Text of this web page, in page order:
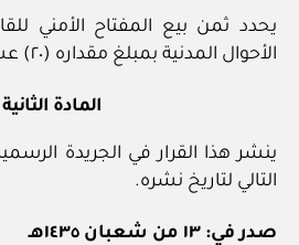
يحدد ثمن بيع المفتاح الأمني
الأحوال المدنية بمبلغ مقداره (٢٠) عشرون ريالا عمانيا.
المادة الثانية
ينشر هذا القرار في الجريدة
التالي لتاريخ نشره.
صدر في: ١٣ من شعبان ١٤٣٥هـ